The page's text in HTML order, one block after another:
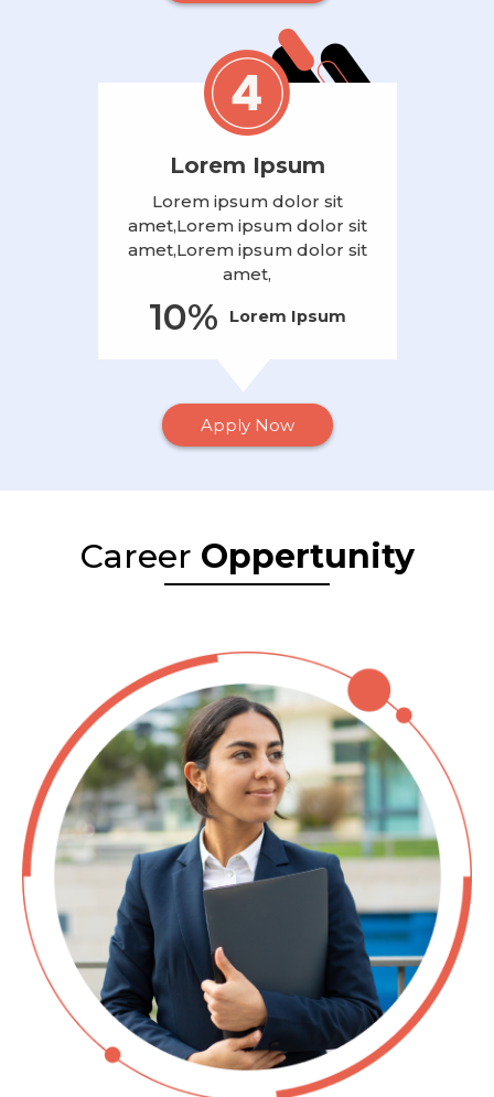
Lorem Ipsum
Lorem ipsum dolor sit
amet,Lorem ipsum dolor sit
amet,Lorem ipsum dolor sit
amet,
10% Lorem Ipsum
Apply Now
Career Oppertunity